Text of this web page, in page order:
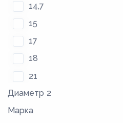
14,7
15
17
18
21
22
25
Диаметр 2
Марка